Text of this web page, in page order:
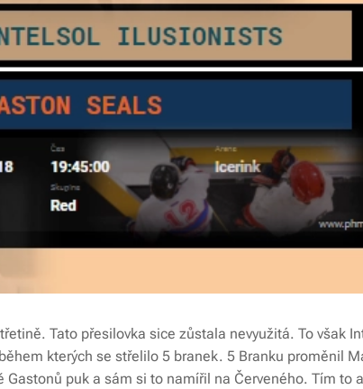
Tato přesilovka sice zůstala nevyužitá. To však
kterých se střelilo 5 branek. 5 Branku proměnil
puk a sám si to namířil na Červeného. Tím to